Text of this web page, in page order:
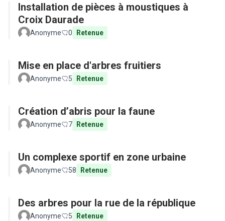
Installation de pièces à moustiques à
Croix Daurade
Anonyme 0 Retenue
Mise en place d'arbres fruitiers
Anonyme 5 Retenue
Création d’abris pour la faune
Anonyme 7 Retenue
Un complexe sportif en zone urbaine
Anonyme 58 Retenue
Des arbres pour la rue de la république
Anonyme 5 Retenue